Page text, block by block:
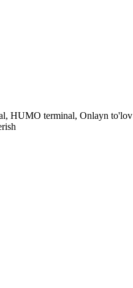
HUMO terminal, Onlayn to'lov